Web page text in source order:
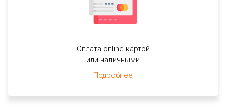
Оплата online картой
или наличными
Подробнее